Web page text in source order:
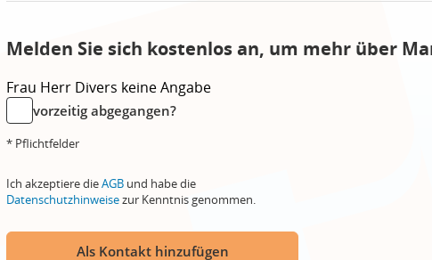
Melden Sie sich kostenlos an, um mehr über
Frau Herr Divers keine Angabe
vorzeitig abgegangen?
* Pflichtfelder
Ich akzeptiere dieAGB und habe die
Datenschutzhinweisezur Kenntnis genommen.
Als Kontakt hinzufügen